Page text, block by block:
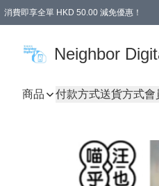
消費即享全單 HKD 50.00 減免優惠！
Neighbor
商品 付款方式送貨方式會